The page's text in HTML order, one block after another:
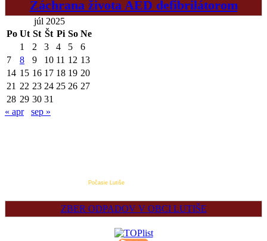
Záchrana života AED defibrilátorom
júl 2025
Po Ut St Št Pi So Ne
1
2 3 4 5
6
7
8 9 10 11 12 13
14 15 16 17 18 19 20
21 22 23 24 25 26 27
28 29 30 31
« apr
sep »
Počasie Lutiše
ZBER ODPADOV V OBCI LUTIŠE